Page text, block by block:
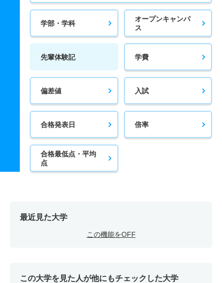
学部・学科
オープンキャンパ
ス
先輩体験記 学費
偏差値 入試
合格発表日 倍率
合格最低点・平均
点
最近見た大学
この機能をOFF
この大学を見た人が他にもチェックした大学